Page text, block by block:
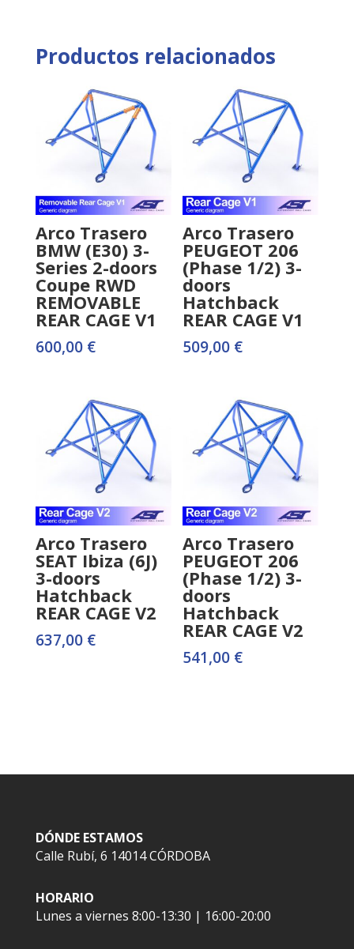
Productos relacionados
Arco Trasero
BMW (E30) 3-
Series 2-doors
Coupe RWD
REMOVABLE
REAR CAGE V1
600,00 €
Arco Trasero
PEUGEOT 206
(Phase 1/2) 3-
doors
Hatchback
REAR CAGE V1
509,00 €
Arco Trasero
SEAT Ibiza (6J)
3-doors
Hatchback
REAR CAGE V2
637,00 €
Arco Trasero
PEUGEOT 206
(Phase 1/2) 3-
doors
Hatchback
REAR CAGE V2
541,00 €
DÓNDE ESTAMOS
Calle Rubí, 6 14014 CÓRDOBA
HORARIO
Lunes a viernes 8:00-13:30 | 16:00-20:00